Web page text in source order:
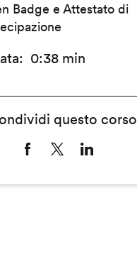
Badge e Attestato di
0:38 min
questo corso